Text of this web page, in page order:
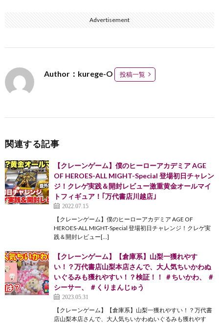
Advertisement
Author：kurege-O 投稿一覧
関連する記事
【クレーンゲーム】僕のヒーローアカデミア AGE
OF HEROES-ALL MIGHT-Special 登場初日チャレン
ジ！クレゲ実践＆開封レビュー激重黄金オールマイ
トフィギュア！｢万代書店川越店｣
2022.07.15
【クレーンゲーム】僕のヒーローアカデミア AGE OF
HEROES-ALL MIGHT-Special 登場初日チャレンジ！クレゲ実
践＆開封レビュー[…]
【クレーンゲーム】【倉庫系】山梨一獲れやす
い！？万代書店山梨本店さんで、大人気ちいかわぬ
いぐるみも獲れやすい！？検証！！ ＃ちいかわ、 ＃
シーサー、 ＃くりまんじゅう
2023.05.31
【クレーンゲーム】【倉庫系】山梨一獲れやすい！？万代書
店山梨本店さんで、大人気ちいかわぬいぐるみも獲れやす